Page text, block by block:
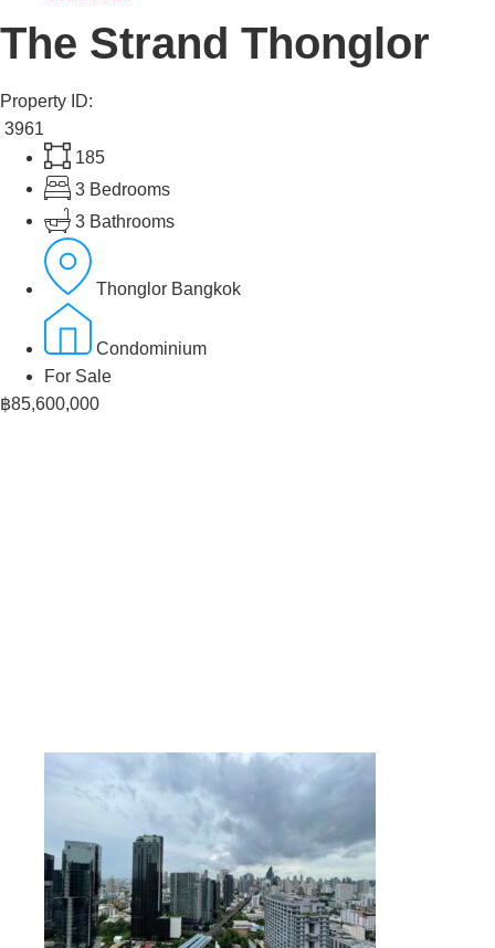
The Strand Thonglor
Property ID:
3961
185
3 Bedrooms
3 Bathrooms
Thonglor Bangkok
Condominium
For Sale
฿85,600,000